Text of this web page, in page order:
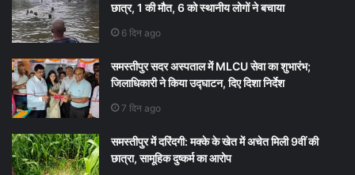
छात्र, 1 की मौत, 6 को स्थानीय लोगों ने बचाया
6 दिन ago
समस्तीपुर सदर अस्पताल में MLCU सेवा का शुभारंभ;
जिलाधिकारी ने किया उद्घाटन, दिए दिशा निर्देश
7 दिन ago
समस्तीपुर में दरिंदगी: मक्के के खेत में अचेत मिली 9वीं की
छात्रा, सामूहिक दुष्कर्म का आरोप